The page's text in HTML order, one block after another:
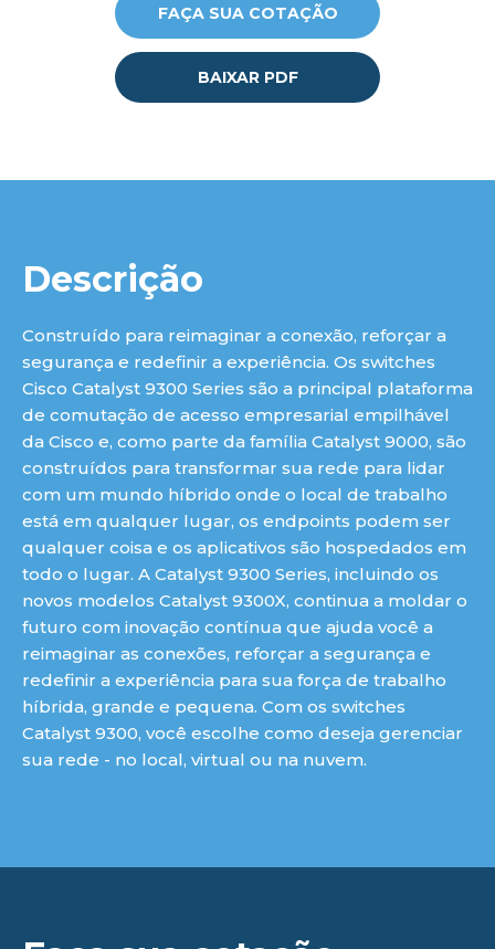
FAÇA SUA COTAÇÃO
BAIXAR PDF
Descrição
Construído para reimaginar a conexão, reforçar a
segurança e redefinir a experiência. Os switches
Cisco Catalyst 9300 Series são a principal plataforma
de comutação de acesso empresarial empilhável
da Cisco e, como parte da família Catalyst 9000, são
construídos para transformar sua rede para lidar
com um mundo híbrido onde o local de trabalho
está em qualquer lugar, os endpoints podem ser
qualquer coisa e os aplicativos são hospedados em
todo o lugar. A Catalyst 9300 Series, incluindo os
novos modelos Catalyst 9300X, continua a moldar o
futuro com inovação contínua que ajuda você a
reimaginar as conexões, reforçar a segurança e
redefinir a experiência para sua força de trabalho
híbrida, grande e pequena. Com os switches
Catalyst 9300, você escolhe como deseja gerenciar
sua rede - no local, virtual ou na nuvem.